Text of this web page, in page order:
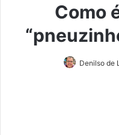
Como
Denilso de